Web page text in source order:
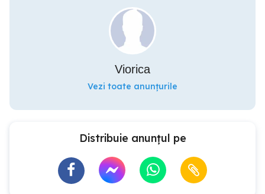
Viorica
Vezi toate anunțurile
Distribuie anunțul pe